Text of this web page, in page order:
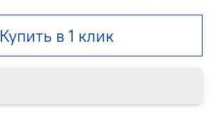
Купить в 1 клик